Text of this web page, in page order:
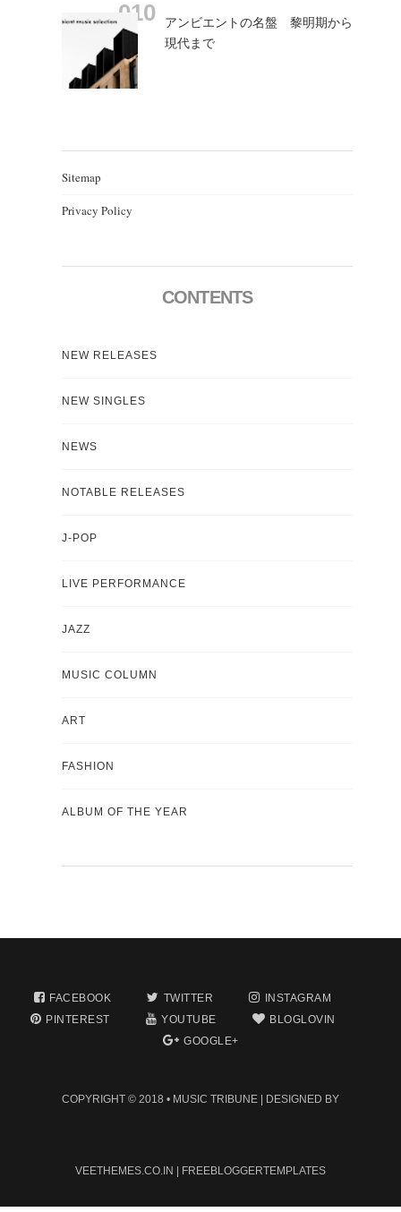
アンビエントの名盤 黎明期から
現代まで
Sitemap
Privacy Policy
CONTENTS
NEW RELEASES
NEW SINGLES
NEWS
NOTABLE RELEASES
J-POP
LIVE PERFORMANCE
JAZZ
MUSIC COLUMN
ART
FASHION
ALBUM OF THE YEAR
FACEBOOK TWITTER
INSTAGRAM
PINTEREST
YOUTUBE
BLOGLOVIN
GOOGLE+
COPYRIGHT © 2018 • MUSIC TRIBUNE | DESIGNED BY
VEETHEMES.CO.IN FREEBLOGGERTEMPLATES